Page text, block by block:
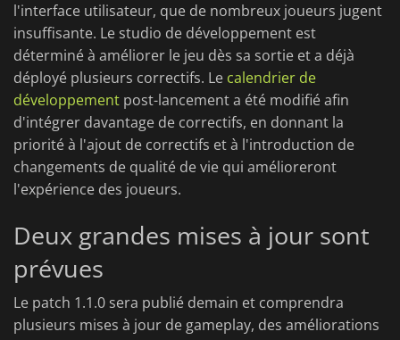
l'interface utilisateur, que de nombreux joueurs jugent
insuffisante. Le studio de développement est
déterminé à améliorer le jeu dès sa sortie et a déjà
déployé plusieurs correctifs. Le calendrier de
développement post-lancement a été modifié afin
d'intégrer davantage de correctifs, en donnant la
priorité à l'ajout de correctifs et à l'introduction de
changements de qualité de vie qui amélioreront
l'expérience des joueurs.
Deux grandes mises à jour sont
prévues
Le patch 1.1.0 sera publié demain et comprendra
plusieurs mises à jour de gameplay, des améliorations